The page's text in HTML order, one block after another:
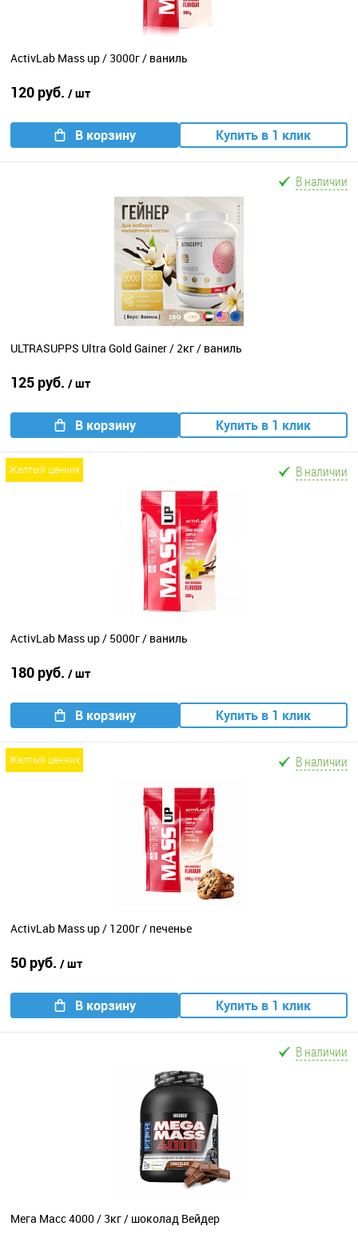
ActivLab Mass up / 3000г / ваниль
120 руб. / шт
В корзину Купить в 1 клик
В наличии
ULTRASUPPS Ultra Gold Gainer / 2кг / ваниль
125 руб. / шт
В корзину Купить в 1 клик
желтый ценник В наличии
ActivLab Mass up / 5000г / ваниль
180 руб. / шт
В корзину Купить в 1 клик
желтый ценник В наличии
ActivLab Mass up / 1200г / печенье
50 руб. / шт
В корзину Купить в 1 клик
В наличии
Мега Масс 4000 / 3кг / шоколад Вейдер